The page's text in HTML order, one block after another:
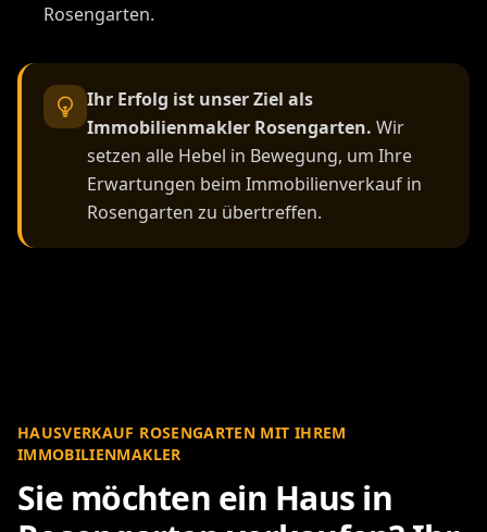
Rosengarten.
Ihr Erfolg ist unser Ziel als
Immobilienmakler Rosengarten. Wir
setzen alle Hebel in Bewegung, um Ihre
Erwartungen beim Immobilienverkauf in
Rosengarten zu übertreffen.
HAUSVERKAUF ROSENGARTEN MIT IHREM
IMMOBILIENMAKLER
Sie möchten ein Haus in